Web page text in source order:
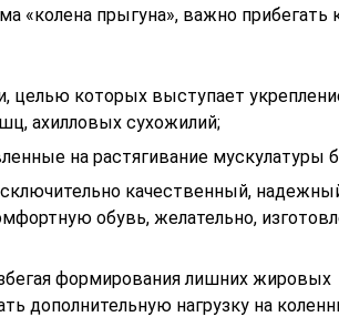
«колена прыгуна», важно прибегать
целью которых выступает
ахилловых сухожилий;
на растягивание мускулатуры
качественный,
обувь, желательно,
формирования лишних жировых
дополнительную нагрузку на